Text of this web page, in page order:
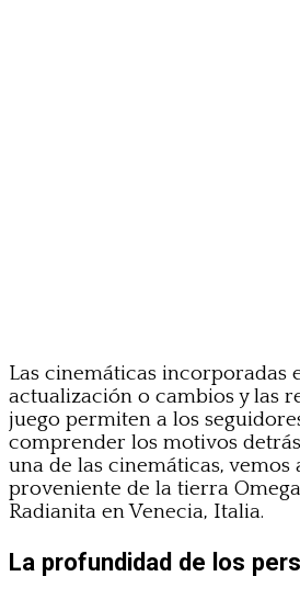
Las cinemáticas incorporadas
actualización o cambios y las
juego permiten a los
comprender los motivos
una de las cinemáticas, vemos
proveniente de la tierra
Radianita en Venecia, Italia.
La profundidad de los